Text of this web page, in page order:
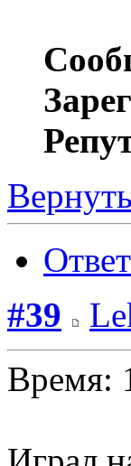
#39
Время: